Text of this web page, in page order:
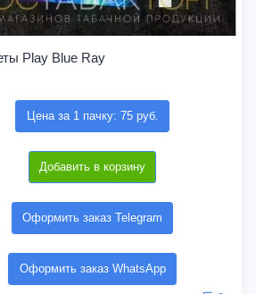
Play Blue Ray
Цена за 1 пачку: 75 руб.
Добавить в корзину
Оформить заказ Telegram
Оформить заказ WhatsApp